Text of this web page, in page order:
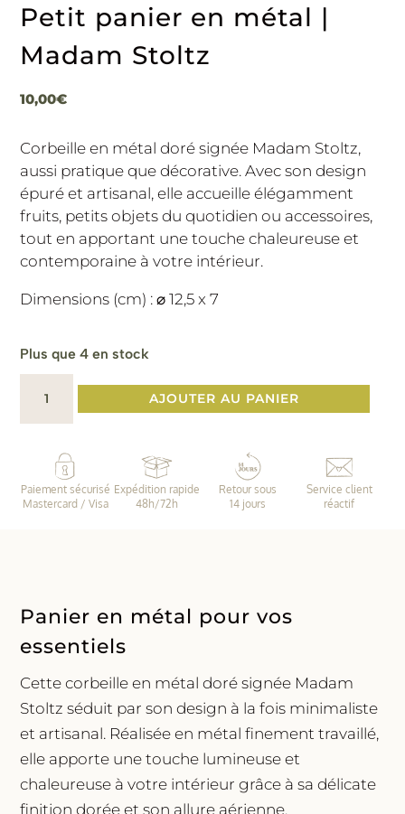
Petit panier en métal |
Madam Stoltz
10,00€
Corbeille en métal doré signée Madam Stoltz,
aussi pratique que décorative. Avec son design
épuré et artisanal, elle accueille élégamment
fruits, petits objets du quotidien ou accessoires,
tout en apportant une touche chaleureuse et
contemporaine à votre intérieur.
Dimensions (cm) : ⌀ 12,5 x 7
Plus que 4 en stock
quantité
Petit
panier
métal
AJOUTER AU PANIER
Paiement sécurisé
Mastercard / Visa
Expédition rapide
48h/72h
Retour sous
14 jours
Service client
réactif
Panier en métal pour vos
essentiels
Cette corbeille en métal doré signée Madam
Stoltz séduit par son design à la fois minimaliste
et artisanal. Réalisée en métal finement travaillé,
elle apporte une touche lumineuse et
chaleureuse à votre intérieur grâce à sa délicate
finition dorée et son allure aérienne.